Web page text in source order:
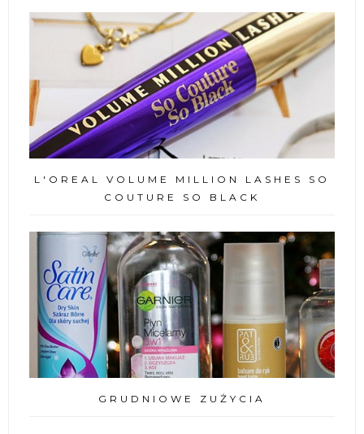
L'OREAL VOLUME MILLION LASHES SO
COUTURE SO BLACK
GRUDNIOWE ZUŻYCIA